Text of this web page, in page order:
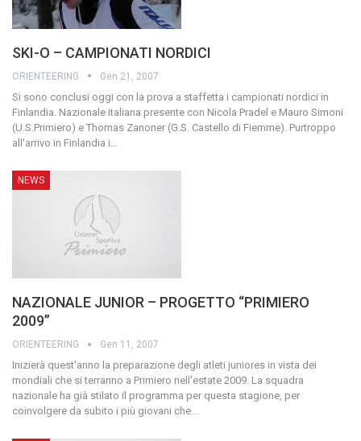
SKI-O – CAMPIONATI NORDICI
ORIENTEERING Gen 21, 2007
Si sono conclusi oggi con la prova a staffetta i campionati nordici in
Finlandia. Nazionale italiana presente con Nicola Pradel e Mauro Simoni
(U.S.Primiero) e Thomas Zanoner (G.S. Castello di Fiemme). Purtroppo
all'arrivo in Finlandia i
NEWS
NAZIONALE JUNIOR – PROGETTO “PRIMIERO
2009”
ORIENTEERING Gen 11, 2007
Inizierà quest'anno la preparazione degli atleti juniores in vista dei
mondiali che si terranno a Primiero nell'estate 2009. La squadra
nazionale ha già stilato il programma per questa stagione, per
coinvolgere da subito i più giovani che…